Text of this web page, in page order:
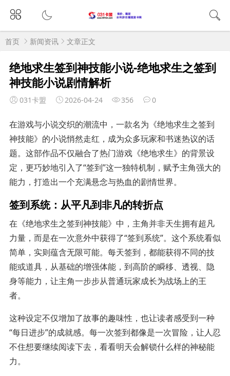
首页 新闻资讯 文章正文
绝地求生签到神技能小说-绝地求生之签到
神技能小说剧情解析
031卡盟 2026-04-24 356 0
在游戏与小说交织的潮流中，一款名为《绝地求生之签到
神技能》的小说悄然走红，成为众多玩家和书迷热议的话
题。这部作品不仅融合了热门游戏《绝地求生》的背景设
定，更巧妙地引入了“签到”这一独特机制，赋予主角强大的
能力，打造出一个充满悬念与热血的剧情世界。
签到系统：从平凡到非凡的转折点
在《绝地求生之签到神技能》中，主角并非天生拥有超凡
力量，而是在一次意外中获得了“签到系统”。这个系统看似
简单，实则蕴含无限可能。每天签到，都能获得不同的技
能或道具，从基础的增强体能，到高阶的瞬移、透视、隐
身等能力，让主角一步步从普通玩家成长为战场上的王
者。
这种设定不仅增加了故事的趣味性，也让读者感受到一种
“每日进步”的成就感。每一次签到都像是一次冒险，让人忍
不住想要继续阅读下去，看看明天会解锁什么样的神秘能
力。